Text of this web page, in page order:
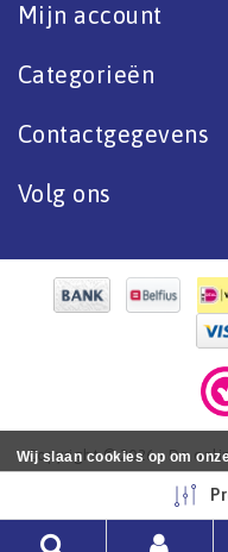
Mijn account
Categorieën
Contactgegevens
Volg ons
Copyright © 2026 - De
tot aflak. - All rights
Wij slaan cookies op om
Nee